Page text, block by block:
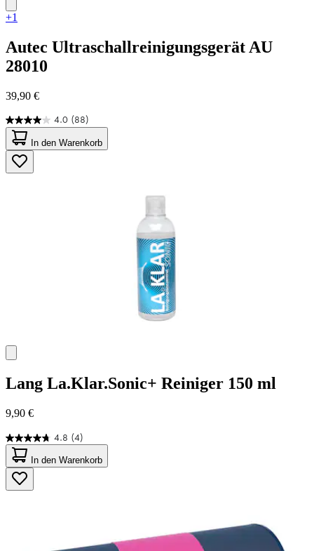
+1
Autec Ultraschallreinigungsgerät AU
28010
39,90 €
4.0 (88)
4.0
von
5
Sternen.
88
In den Warenkorb
Lang La.Klar.Sonic+ Reiniger 150 ml
9,90 €
4.8 (4)
4.8
von
5
Sternen.
4
In den Warenkorb